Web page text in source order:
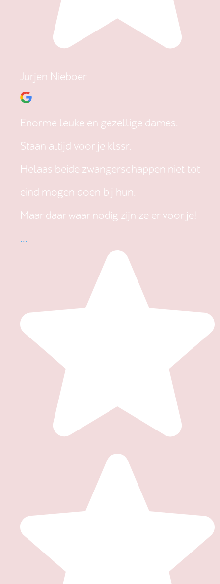
Jurjen Nieboer
Enorme leuke en gezellige dames.
Staan altijd voor je klssr.
Helaas beide zwangerschappen niet tot
eind mogen doen bij hun.
Maar daar waar nodig zijn ze er voor je!
...